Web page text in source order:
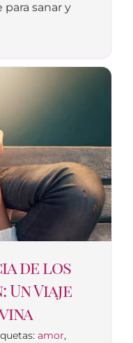
sanar y
de los
Un Viaje
amor,